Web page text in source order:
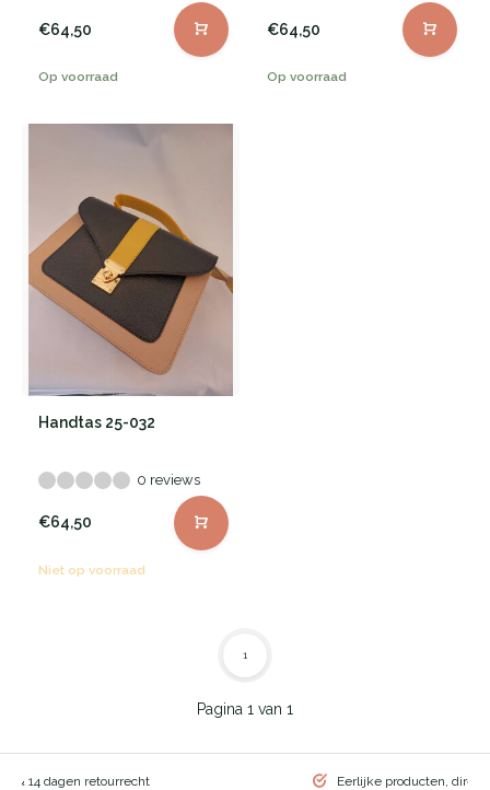
€64,50
Op voorraad
€64,50
Op voorraad
Handtas 25-032
0 reviews
€64,50
Niet op voorraad
Pagina 1 van 1
1
& 14 dagen retourrecht Eerlijke producten, direct